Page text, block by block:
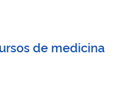
de medicina